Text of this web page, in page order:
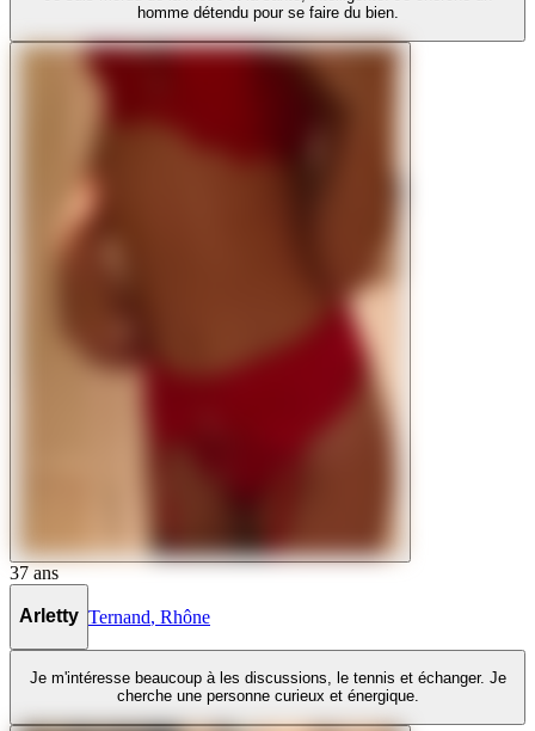
homme détendu pour se faire du bien.
37 ans
Arletty Ternand, Rhône
Je m'intéresse beaucoup à les discussions, le tennis et échanger. Je
cherche une personne curieux et énergique.